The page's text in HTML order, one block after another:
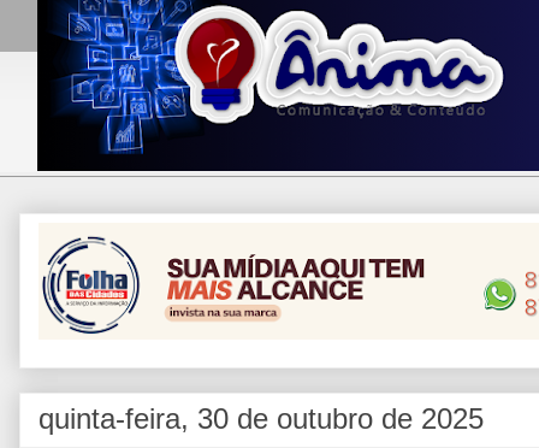
quinta-feira, 30 de outubro de 2025